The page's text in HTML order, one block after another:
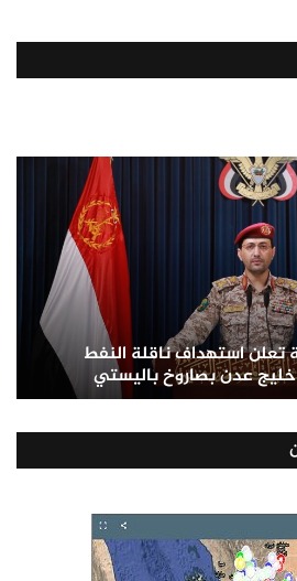
تعلن استهداف ناقلة النفط